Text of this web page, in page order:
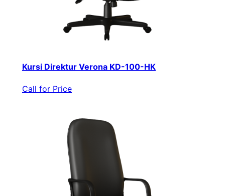
Kursi Direktur Verona KD-100-HK
Call for Price